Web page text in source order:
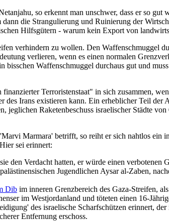
so erkennt man unschwer, dass er so
die Strangulierung und Ruinierung der
Hilfsgütern - warum kein Export von
verhindern zu wollen. Den Waffenschmuggel
verlieren, wenn es einen normalen
Waffenschmuggel durchaus gut und
Terroristenstaat" in sich zusammen,
Irans existieren kann. Ein erheblicher Teil der
Raketenbeschuss israelischer Städte
Marmara' betrifft, so reiht er sich nahtlos ein
sei erinnert:
den Verdacht hatten, er würde einen verbotenen
Jugendlichen Aysar al-Zaben,
Dib im inneren Grenzbereich des Gaza-Streifen,
im Westjordanland und töteten einen 16-
des israelische Scharfschützen erinnert,
Entfernung erschoss.